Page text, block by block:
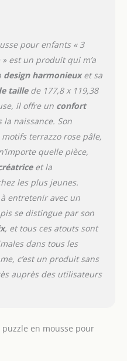
pour enfants « 3
» est un produit qui m’a
design harmonieuxet sa
taillede 177,8 x 119,38
il offre un confort
naissance. Son
terrazzo rose pâle,
quelle pièce,
et la
les plus jeunes.
entretenir avec un
se distingue par son
, et tous ces atouts sont
dans tous les
c’est un produit sans
auprès des utilisateurs
puzzle en mousse pour